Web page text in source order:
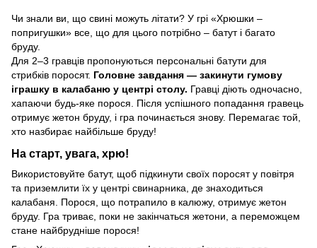
Чи знали ви, що свині можуть літати? У грі «Хрюшки –
попригушки» все, що для цього потрібно – батут і багато
бруду.
Для 2–3 гравців пропонуються персональні батути для
стрибків поросят. Головне завдання — закинути гумову
іграшку в калабаню у центрі столу. Гравці діють одночасно,
хапаючи будь-яке порося. Після успішного попадання гравець
отримує жетон бруду, і гра починається знову. Перемагає той,
хто назбирає найбільше бруду!
На старт, увага, хрю!
Використовуйте батут, щоб підкинути своїх поросят у повітря
та приземлити їх у центрі свинарника, де знаходиться
калабаня. Порося, що потрапило в калюжу, отримує жетон
бруду. Гра триває, поки не закінчаться жетони, а переможцем
стане найбрудніше порося!